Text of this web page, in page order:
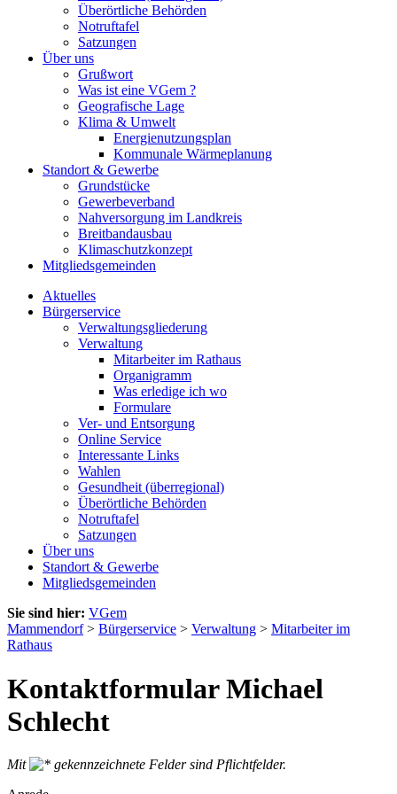
Überörtliche Behörden
Notruftafel
Satzungen
Über uns
Grußwort
Was ist eine VGem ?
Geografische Lage
Klima & Umwelt
Energienutzungsplan
Kommunale Wärmeplanung
Standort & Gewerbe
Grundstücke
Gewerbeverband
Nahversorgung im Landkreis
Breitbandausbau
Klimaschutzkonzept
Mitgliedsgemeinden
Aktuelles
Bürgerservice
Verwaltungsgliederung
Verwaltung
Mitarbeiter im Rathaus
Organigramm
Was erledige ich wo
Formulare
Ver- und Entsorgung
Online Service
Interessante Links
Wahlen
Gesundheit (überregional)
Überörtliche Behörden
Notruftafel
Satzungen
Über uns
Standort & Gewerbe
Mitgliedsgemeinden
Sie sind hier: VGem
Mammendorf> Bürgerservice > Verwaltung > Mitarbeiter im
Rathaus
Kontaktformular Michael
Schlecht
Mit
gekennzeichnete Felder sind Pflichtfelder.